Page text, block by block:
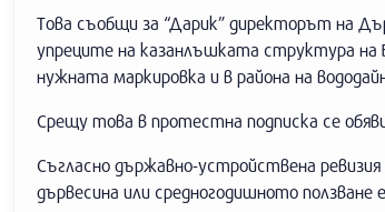
Това съобщи за “Дарик” директорът на
упреците на казанлъшката структура на
нужната маркировка и в района на
Срещу това в протестна подписка се
Съгласно държавно-устройствена
дървесина или средногодишното ползване